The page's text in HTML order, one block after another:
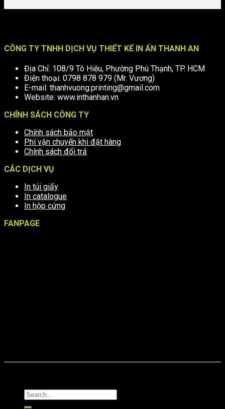
CÔNG TY TNHH DỊCH VỤ THIẾT KẾ IN ẤN THANH AN
Địa Chỉ: 108/9 Tô Hiệu, Phường Phú Thạnh, TP. HCM
Điện thoại: 0798 878 979 (Mr. Vương)
E-mail: thanhvuong.printing@gmail.com
Website: www.inthanhan.vn
CHÍNH SÁCH CÔNG TY
Chính sách bảo mật
Phí vận chuyển khi đặt hàng
Chính sách đổi trả
CÁC DỊCH VỤ
In túi giấy
In catalogue
In hộp cứng
FANPAGE
Search